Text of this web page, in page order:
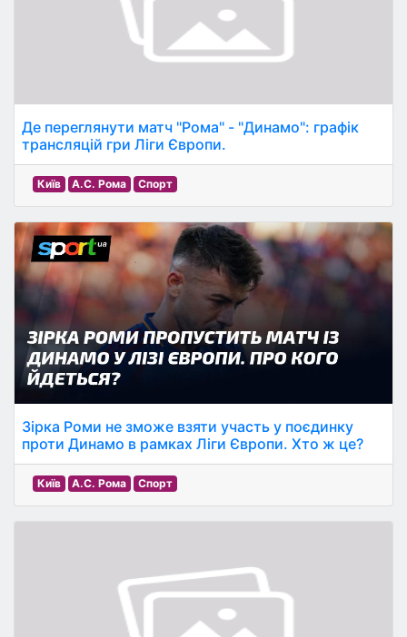
Де переглянути матч "Рома" - "Динамо": графік
трансляцій гри Ліги Європи.
Київ А.С. Рома Спорт
Зірка Роми не зможе взяти участь у поєдинку
проти Динамо в рамках Ліги Європи. Хто ж це?
Київ А.С. Рома Спорт